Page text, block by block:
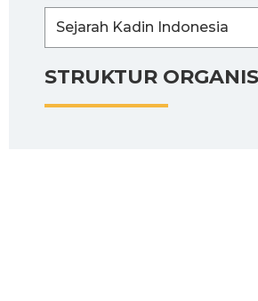
STRUKTUR
Sejarah Kadin Indonesia